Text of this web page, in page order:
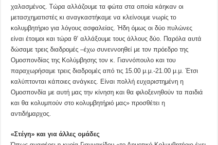
χαλασμένος. Τώρα αλλάζουμε τα φώτα στα οποία κάηκαν οι
μετασχηματιστές κι αναγκαστήκαμε να κλείνουμε νωρίς το
κολυμβητήριο για λόγους ασφαλείας. Ήδη όμως οι δύο πυλώνες
είναι έτοιμοι και τώρα θ’ αλλάξουμε τους άλλους δύο. Παρόλα αυτά
δώσαμε τρεις διαδρομές –έχω συνεννοηθεί με τον πρόεδρο της
Ομοσπονδίας της Κολύμβησης τον κ. Γιαννόπουλο και του
παραχωρήσαμε τρεις διαδρομές από τις 15.00 μ.μ.-21.00 μ.μ. Έτσι
καλύπτονται κάποιες ανάγκες. Είναι πολλή ευχαριστημένη η
Ομοσπονδία με αυτή μας την κίνηση και θα φιλοξενηθούν τα παιδιά
και θα κολυμπούν στο κολυμβητήριό μας» προσθέτει η
αντιδήμαρχος.
«Στέγη» και για άλλες ομάδες